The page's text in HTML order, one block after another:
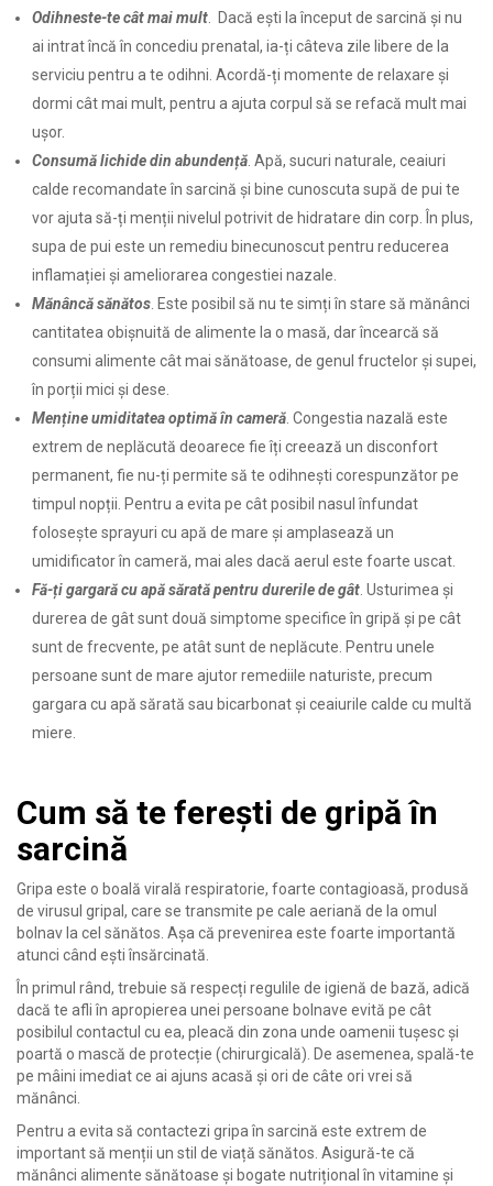
Odihneste-te cât mai mult. Dacă ești la început de sarcină și nu
ai intrat încă în concediu prenatal, ia-ți câteva zile libere de la
serviciu pentru a te odihni. Acordă-ți momente de relaxare și
dormi cât mai mult, pentru a ajuta corpul să se refacă mult mai
ușor.
Consumă lichide din abundență. Apă, sucuri naturale, ceaiuri
calde recomandate în sarcină și bine cunoscuta supă de pui te
vor ajuta să-ți menții nivelul potrivit de hidratare din corp. În plus,
supa de pui este un remediu binecunoscut pentru reducerea
inflamației și ameliorarea congestiei nazale.
Mănâncă sănătos. Este posibil să nu te simți în stare să mănânci
cantitatea obișnuită de alimente la o masă, dar încearcă să
consumi alimente cât mai sănătoase, de genul fructelor și supei,
în porții mici și dese.
Menține umiditatea optimă în cameră. Congestia nazală este
extrem de neplăcută deoarece fie îți creează un disconfort
permanent, fie nu-ți permite să te odihnești corespunzător pe
timpul nopții. Pentru a evita pe cât posibil nasul înfundat
folosește sprayuri cu apă de mare și amplasează un
umidificator în cameră, mai ales dacă aerul este foarte uscat.
Fă-ți gargară cu apă sărată pentru durerile de gât. Usturimea și
durerea de gât sunt două simptome specifice în gripă și pe cât
sunt de frecvente, pe atât sunt de neplăcute. Pentru unele
persoane sunt de mare ajutor remediile naturiste, precum
gargara cu apă sărată sau bicarbonat și ceaiurile calde cu multă
miere.
Cum să te ferești de gripă în
sarcină
Gripa este o boală virală respiratorie, foarte contagioasă, produsă
de virusul gripal, care se transmite pe cale aeriană de la omul
bolnav la cel sănătos. Așa că prevenirea este foarte importantă
atunci când ești însărcinată.
În primul rând, trebuie să respecți regulile de igienă de bază, adică
dacă te afli în apropierea unei persoane bolnave evită pe cât
posibilul contactul cu ea, pleacă din zona unde oamenii tușesc și
poartă o mască de protecție (chirurgicală). De asemenea, spală-te
pe mâini imediat ce ai ajuns acasă și ori de câte ori vrei să
mănânci.
Pentru a evita să contactezi gripa în sarcină este extrem de
important să menții un stil de viață sănătos. Asigură-te că
mănânci alimente sănătoase și bogate nutrițional în vitamine și